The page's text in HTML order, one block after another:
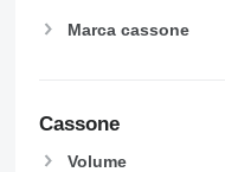
Marca cassone
Cassone
Volume